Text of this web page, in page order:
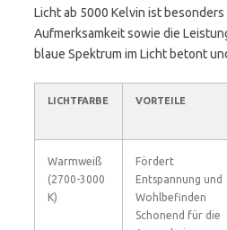
Licht ab 5000 Kelvin ist
Aufmerksamkeit sowie die
blaue Spektrum im Licht betont
LICHTFARBE VORTEILE
Warmweiß
(2700-3000
K)
Fördert
Entspannung und
Wohlbefinden
Schonend für die